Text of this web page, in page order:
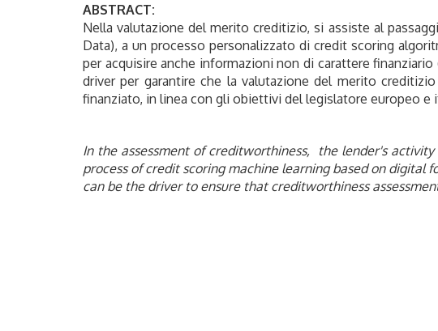
ABSTRACT:
Nella valutazione del merito creditizio, si assiste al
Data), a un processo personalizzato di credit scoring
per acquisire anche informazioni non di carattere
driver per garantire che la valutazione del merito
finanziato, in linea con gli obiettivi del legislatore europeo
In the assessment of creditworthiness, the lender's
process of credit scoring machine learning based on digital
can be the driver to ensure that creditworthiness